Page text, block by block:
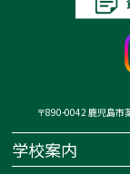
〒890-0042 鹿児島市
学校案内